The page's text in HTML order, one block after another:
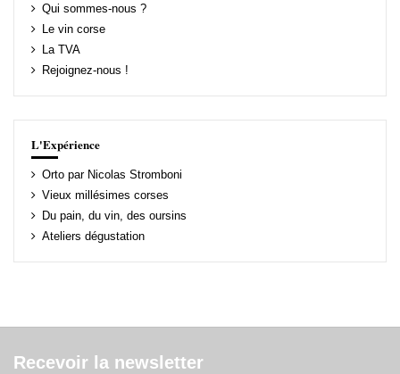
Qui sommes-nous ?
Le vin corse
La TVA
Rejoignez-nous !
L'Expérience
Orto par Nicolas Stromboni
Vieux millésimes corses
Du pain, du vin, des oursins
Ateliers dégustation
Recevoir la newsletter